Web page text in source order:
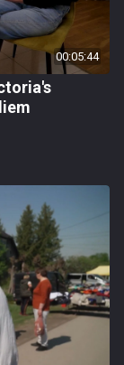
00:05:44